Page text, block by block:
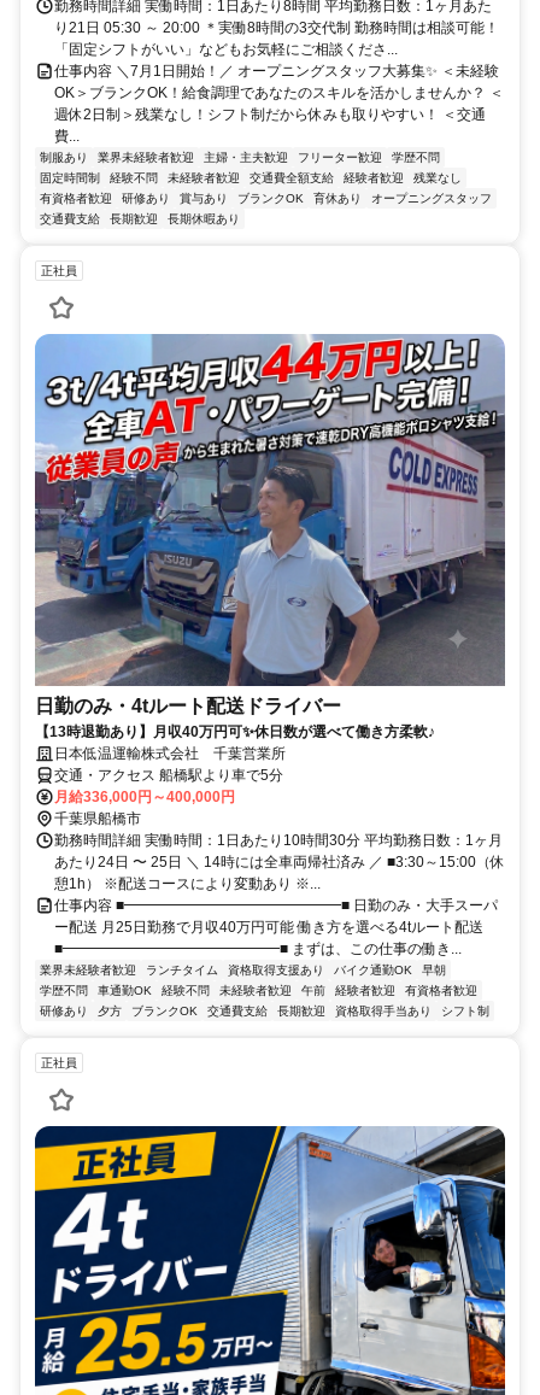
勤務時間詳細 実働時間：1日あたり8時間 平均勤務日数：1ヶ月あた
り21日 05:30 ～ 20:00 ＊実働8時間の3交代制 勤務時間は相談可能！
「固定シフトがいい」などもお気軽にご相談くださ...
仕事内容 ＼7月1日開始！／ オープニングスタッフ大募集✨ ＜未経験
OK＞ブランクOK！給食調理であなたのスキルを活かしませんか？ ＜
週休2日制＞残業なし！シフト制だから休みも取りやすい！ ＜交通
費...
制服あり 業界未経験者歓迎 主婦・主夫歓迎 フリーター歓迎
学歴不問
固定時間制
経験不問 未経験者歓迎 交通費全額支給 経験者歓迎
残業なし
有資格者歓迎
研修あり 賞与あり ブランクOK 育休あり
オープニングスタッフ
交通費支給
長期歓迎 長期休暇あり
正社員
日勤のみ・4tルート配送ドライバー
【13時退勤あり】月収40万円可✨休日数が選べて働き方柔軟♪
日本低温運輸株式会社 千葉営業所
交通・アクセス 船橋駅より車で5分
月給336,000円～400,000円
千葉県船橋市
勤務時間詳細 実働時間：1日あたり10時間30分 平均勤務日数：1ヶ月
あたり24日 〜 25日 ＼ 14時には全車両帰社済み ／ ■3:30～15:00（休
憩1h） ※配送コースにより変動あり ※...
仕事内容 ■━━━━━━━━━━━━━━━■ 日勤のみ・大手スーパ
ー配送 月25日勤務で月収40万円可能 働き方を選べる4tルート配送
■━━━━━━━━━━━━━━━■ まずは、この仕事の働き...
業界未経験者歓迎 ランチタイム 資格取得支援あり バイク通勤OK
早朝
学歴不問
車通勤OK 経験不問 未経験者歓迎 午前 経験者歓迎
有資格者歓迎
研修あり
夕方 ブランクOK 交通費支給 長期歓迎 資格取得手当あり シフト制
正社員